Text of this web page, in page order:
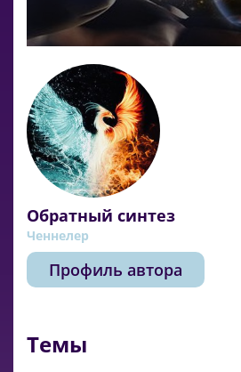
Обратный синтез
Ченнелер
Профиль автора
Темы